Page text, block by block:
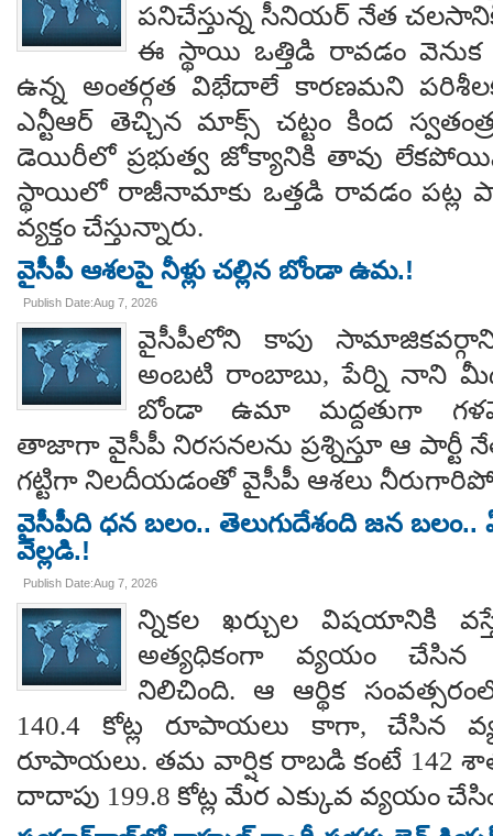
పనిచేస్తున్న సీనియర్ నేత
ఈ స్థాయి ఒత్తిడి రావడం వెనుక
ఉన్న అంతర్గత విభేదాలే కారణమని
ఎన్టీఆర్ తెచ్చిన మాక్స్ చట్టం కింద
డెయిరీలో ప్రభుత్వ జోక్యానికి తావు
స్థాయిలో రాజీనామాకు ఒత్తడి రావడం పట్ల
వ్యక్తం చేస్తున్నారు.
వైసీపీ ఆశలపై నీళ్లు చల్లిన బోండా ఉమ.!
Publish Date:Aug 7, 2026
వైసీపీలోని కాపు
అంబటి రాంబాబు, పేర్ని నాని
బోండా ఉమా మద్దతుగా
తాజాగా వైసీపీ నిరసనలను ప్రశ్నిస్తూ ఆ
గట్టిగా నిలదీయడంతో వైసీపీ ఆశలు
వైసీపీది ధన బలం.. తెలుగుదేశంది జన
వెల్లడి.!
Publish Date:Aug 7, 2026
న్నికల ఖర్చుల విషయానికి
అత్యధికంగా వ్యయం చేసిన
నిలిచింది. ఆ ఆర్థిక
140.4 కోట్ల రూపాయలు కాగా, చేసిన
రూపాయలు. తమ వార్షిక రాబడి కంటే 142
దాదాపు 199.8 కోట్ల మేర ఎక్కువ వ్యయం